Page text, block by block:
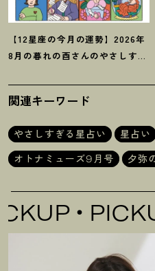
【12星座の今月の運勢】2026年
8月の暮れの酉さんのやさしすぎ
関連キーワード
やさしすぎる星占い 星占い
オトナミューズ9月号
夕弥
PICKUP